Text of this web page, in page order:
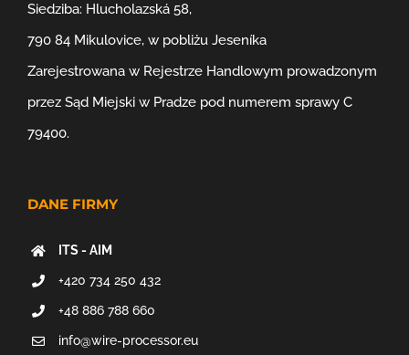
Siedziba: Hlucholazská 58,
790 84 Mikulovice, w pobliżu Jeseníka
Zarejestrowana w Rejestrze Handlowym prowadzonym
przez Sąd Miejski w Pradze pod numerem sprawy C
79400.
DANE FIRMY
ITS - AIM
+420 734 250 432
+48 886 788 660
info@wire-processor.eu